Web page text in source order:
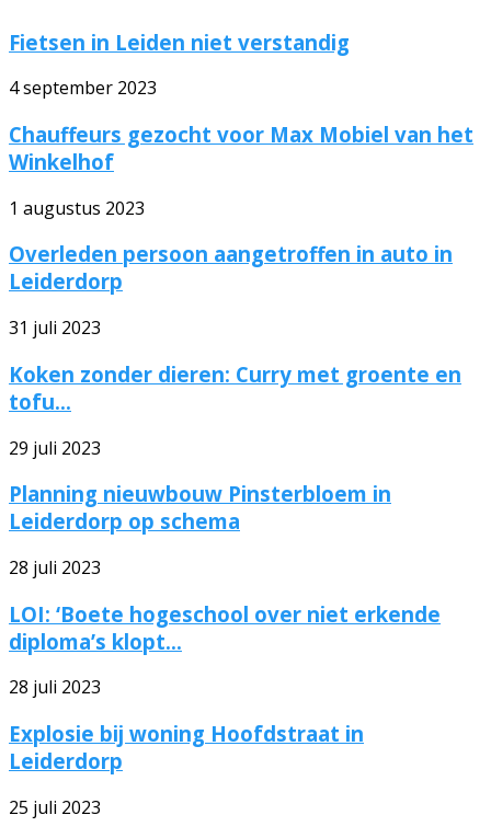
Fietsen in Leiden niet verstandig
4 september 2023
Chauffeurs gezocht voor Max Mobiel van het
Winkelhof
1 augustus 2023
Overleden persoon aangetroffen in auto in
Leiderdorp
31 juli 2023
Koken zonder dieren: Curry met groente en
tofu...
29 juli 2023
Planning nieuwbouw Pinsterbloem in
Leiderdorp op schema
28 juli 2023
LOI: ‘Boete hogeschool over niet erkende
diploma’s klopt...
28 juli 2023
Explosie bij woning Hoofdstraat in
Leiderdorp
25 juli 2023